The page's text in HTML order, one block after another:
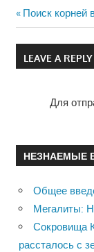
по
Previous
Post:
Поиск корней
LEAVE A REPLY
Для
НЕЗНАЕМЫЕ
Общее
Мегалиты:
Сокровища
рассталось с